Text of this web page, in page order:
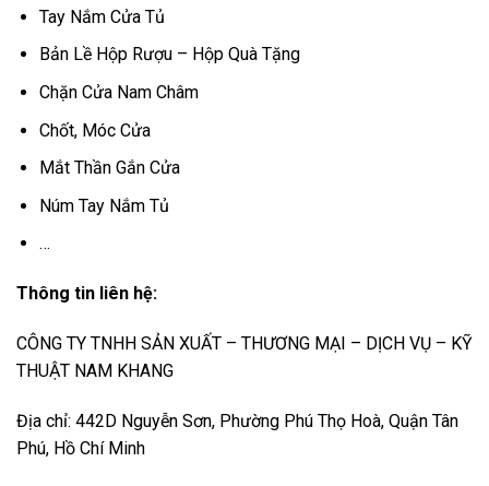
Tay Nắm Cửa Tủ
Bản Lề Hộp Rượu – Hộp Quà Tặng
Chặn Cửa Nam Châm
Chốt, Móc Cửa
Mắt Thần Gắn Cửa
Núm Tay Nắm Tủ
…
Thông tin liên hệ:
CÔNG TY TNHH SẢN XUẤT – THƯƠNG MẠI – DỊCH VỤ – KỸ
THUẬT NAM KHANG
Địa chỉ: 442D Nguyễn Sơn, Phường Phú Thọ Hoà, Quận Tân
Phú, Hồ Chí Minh